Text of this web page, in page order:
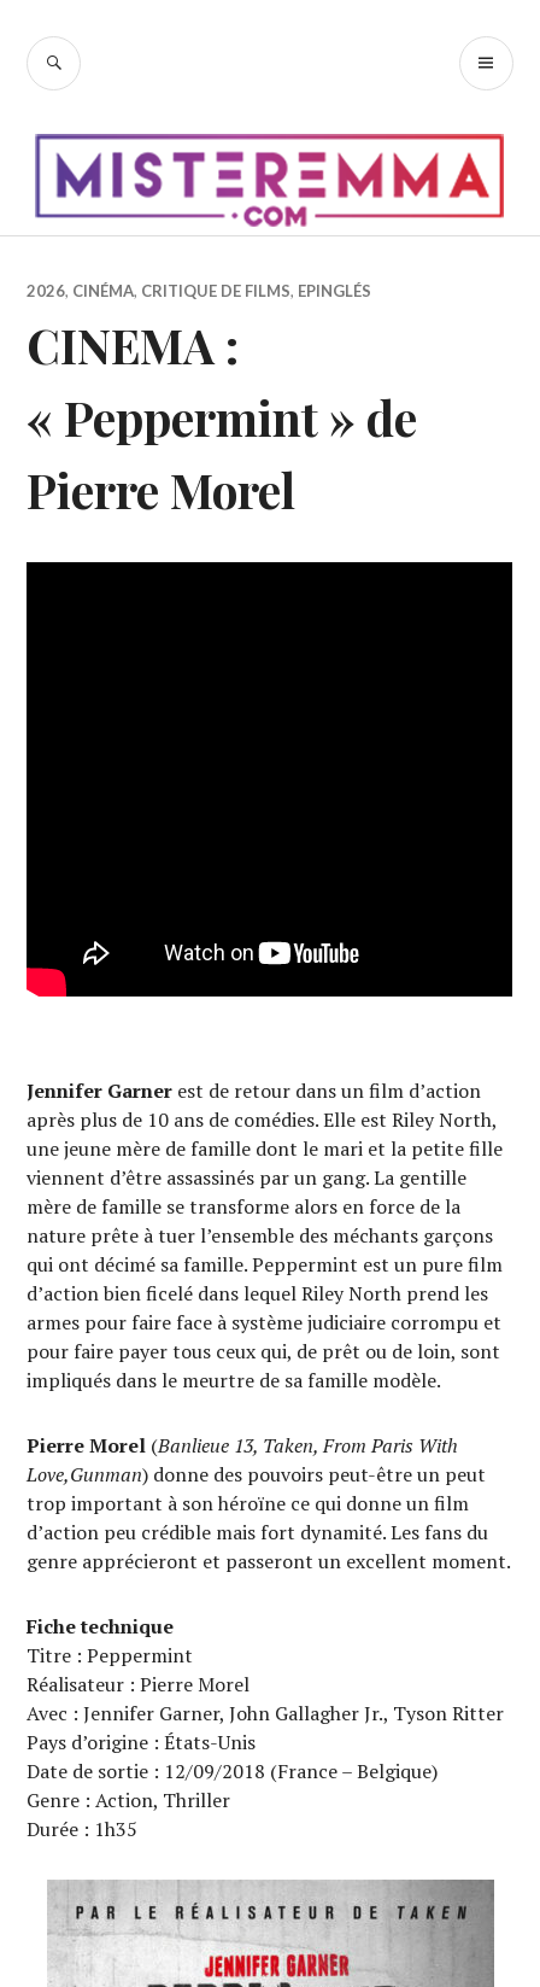
contenu
RECHERCHE
2026, CINÉMA, CRITIQUE DE FILMS, EPINGLÉS
CINEMA :
« Peppermint » de
Pierre Morel
Jennifer Garner est de retour dans un film d’action
après plus de 10 ans de comédies. Elle est Riley North,
une jeune mère de famille dont le mari et la petite fille
viennent d’être assassinés par un gang. La gentille
mère de famille se transforme alors en force de la
nature prête à tuer l’ensemble des méchants garçons
qui ont décimé sa famille. Peppermint est un pure film
d’action bien ficelé dans lequel Riley North prend les
armes pour faire face à système judiciaire corrompu et
pour faire payer tous ceux qui, de prêt ou de loin, sont
impliqués dans le meurtre de sa famille modèle.
Pierre Morel (Banlieue 13, Taken, From Paris With
Love,Gunman) donne des pouvoirs peut-être un peut
trop important à son héroïne ce qui donne un film
d’action peu crédible mais fort dynamité. Les fans du
genre apprécieront et passeront un excellent moment.
Fiche technique
Titre : Peppermint
Réalisateur : Pierre Morel
Avec : Jennifer Garner, John Gallagher Jr., Tyson Ritter
Pays d’origine : États-Unis
Date de sortie : 12/09/2018 (France – Belgique)
Genre : Action, Thriller
Durée : 1h35